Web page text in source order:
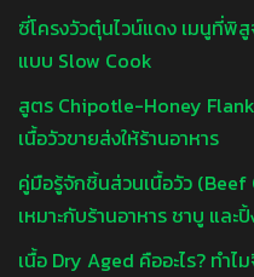
ซี่โครงวัวตุ๋นไวน์แดง เมนูที่พิ
แบบ Slow Cook
สูตร Chipotle-Honey
เนื้อวัวขายส่งให้ร้านอาหาร
คู่มือรู้จักชิ้นส่วนเนื้อวัว (Beef
เหมาะกับร้านอาหาร ชาบู และ
เนื้อ Dry Aged คืออะไร? ทำ